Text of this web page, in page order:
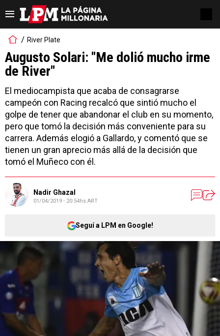
River Plate
Augusto Solari: "Me dolió mucho irme
de River"
El mediocampista que acaba de consagrarse
campeón con Racing recalcó que sintió mucho el
golpe de tener que abandonar el club en su momento,
pero que tomó la decisión más conveniente para su
carrera. Además elogió a Gallardo, y comentó que se
tienen un gran aprecio más allá de la decisión que
tomó el Muñeco con él.
Nadir Ghazal
01/04/2019 - 20:54hs ART
Seguí a LPM en Google!